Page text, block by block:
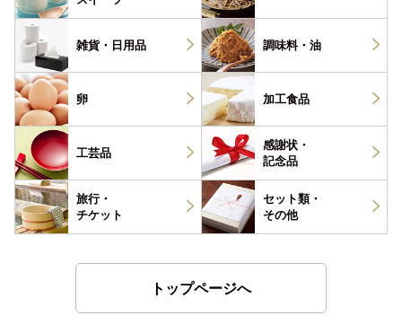
雑貨・ 日用品 調味料・ 油
卵 加工食品
工芸品
感謝状・
記念品
旅行・
チケット
セット類・
その他
トップページへ